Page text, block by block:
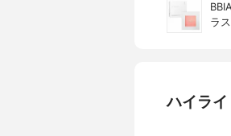
ラ
ハイラ